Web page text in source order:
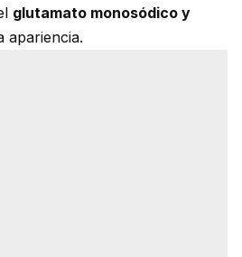
glutamato monosódico y
apariencia.